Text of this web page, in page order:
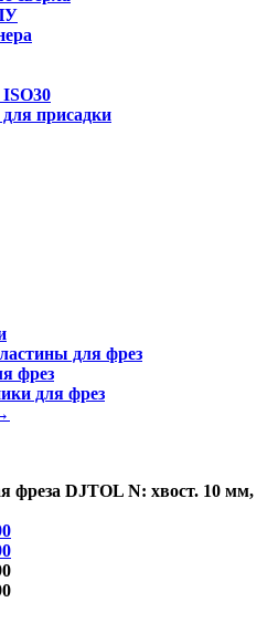
присадки
для фрез
фрез
для фрез
фреза DJTOL N: хвост. 10 мм,